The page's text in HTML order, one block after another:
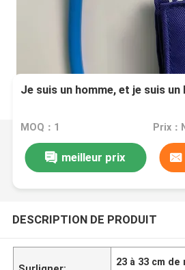
Je suis un homme, et je suis un
MOQ：1
meilleur prix
DESCRIPTION DE PRODUIT
23 à 33 cm